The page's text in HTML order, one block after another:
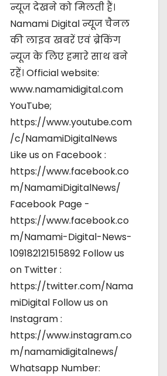
न्यूज देखने को मिलती हैं।
Namami Digital न्यूज चैनल
की लाइव खबरें एवं ब्रेकिंग
न्यूज के लिए हमारे साथ बने
रहें। Official website:
www.namamidigital.com
YouTube;
https://www.youtube.com
/c/NamamiDigitalNews
Like us on Facebook :
https://www.facebook.co
m/NamamiDigitalNews/
Facebook Page -
https://www.facebook.co
m/Namami-Digital-News-
109182121515892 Follow us
on Twitter :
https://twitter.com/Nama
miDigital Follow us on
Instagram :
https://www.instagram.co
m/namamidigitalnews/
Whatsapp Number: